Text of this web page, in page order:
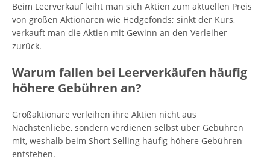
Beim Leerverkauf leiht man sich Aktien zum aktuellen Preis
von großen Aktionären wie Hedgefonds; sinkt der Kurs,
verkauft man die Aktien mit Gewinn an den Verleiher
zurück.
Warum fallen bei Leerverkäufen häufig
höhere Gebühren an?
Großaktionäre verleihen ihre Aktien nicht aus
Nächstenliebe, sondern verdienen selbst über Gebühren
mit, weshalb beim Short Selling häufig höhere Gebühren
entstehen.